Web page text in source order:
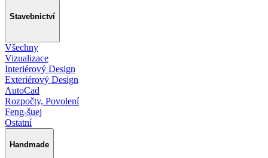
Stavebnictví
Všechny
Vizualizace
Interiérový Design
Exteriérový Design
AutoCad
Rozpočty, Povolení
Feng-šuej
Ostatní
Handmade